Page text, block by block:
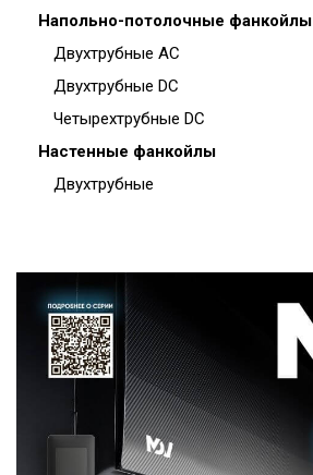
Напольно-потолочные фанкойлы
Двухтрубные AC
Двухтрубные DC
Четырехтрубные DC
Настенные фанкойлы
Двухтрубные